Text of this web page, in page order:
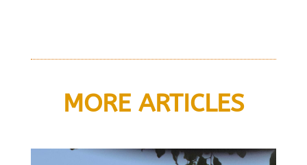
MORE ARTICLES